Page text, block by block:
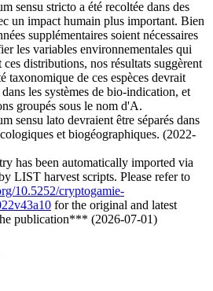
sensu stricto a été recoltée dans des
un impact humain plus important. Bien
supplémentaires soient nécessaires
les variables environnementales qui
ces distributions, nos résultats suggèrent
taxonomique de ces espèces devrait
les systèmes de bio-indication, et
groupés sous le nom d'A.
sensu lato devraient être séparés dans
et biogéographiques. (2022-
has been automatically imported via
LIST harvest scripts. Please refer to
10.5252/cryptogamie-
for the original and latest
publication*** (2026-07-01)